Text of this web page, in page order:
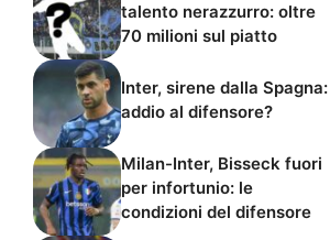
talento nerazzurro: oltre
70 milioni sul piatto
Inter, sirene dalla Spagna:
addio al difensore?
Milan-Inter, Bisseck fuori
per infortunio: le
condizioni del difensore